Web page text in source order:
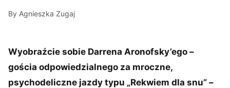
By Agnieszka Zugaj
Wyobraźcie sobie Darrena Aronofsky’ego –
gościa odpowiedzialnego za mroczne,
psychodeliczne jazdy typu „Rekwiem dla snu” –